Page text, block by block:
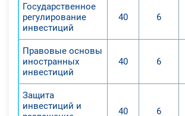
Государственное
регулирование
инвестиций
40 6
Правовые основы
иностранных
инвестиций
40 6
Защита
инвестиций и
40 6